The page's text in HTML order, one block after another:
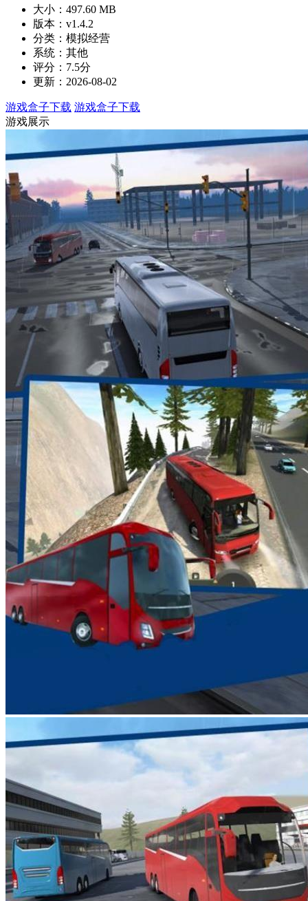
大小：497.60 MB
版本：v1.4.2
分类：模拟经营
系统：其他
评分：7.5分
更新：2026-08-02
游戏盒子下载 游戏盒子下载
游戏展示